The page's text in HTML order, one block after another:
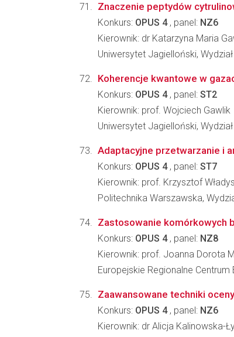
Znaczenie peptydów
Konkurs: OPUS 4, panel: NZ6
Kierownik: dr Katarzyna Maria
Uniwersytet Jagielloński,
Koherencje kwantowe w
Konkurs: OPUS 4, panel: ST2
Kierownik: prof. Wojciech Gawlik
Uniwersytet Jagielloński,
Adaptacyjne przetwarzanie i
Konkurs: OPUS 4, panel: ST7
Kierownik: prof. Krzysztof
Politechnika Warszawska,
Zastosowanie komórkowych
Konkurs: OPUS 4, panel: NZ8
Kierownik: prof. Joanna Dorota
Europejskie Regionalne
Zaawansowane techniki
Konkurs: OPUS 4, panel: NZ6
Kierownik: dr Alicja Kalinowska-